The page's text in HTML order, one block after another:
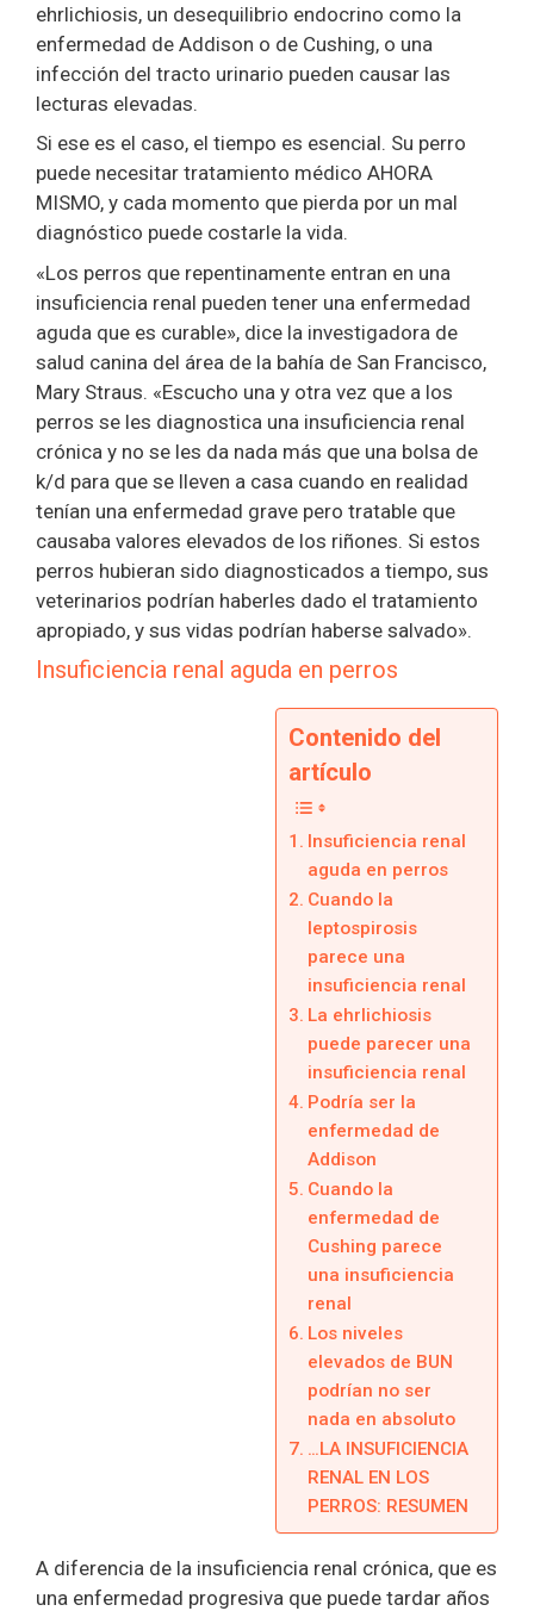
ehrlichiosis, un desequilibrio endocrino como la
enfermedad de Addison o de Cushing, o una
infección del tracto urinario pueden causar las
lecturas elevadas.
Si ese es el caso, el tiempo es esencial. Su perro
puede necesitar tratamiento médico AHORA
MISMO, y cada momento que pierda por un mal
diagnóstico puede costarle la vida.
«Los perros que repentinamente entran en una
insuficiencia renal pueden tener una enfermedad
aguda que es curable», dice la investigadora de
salud canina del área de la bahía de San Francisco,
Mary Straus. «Escucho una y otra vez que a los
perros se les diagnostica una insuficiencia renal
crónica y no se les da nada más que una bolsa de
k/d para que se lleven a casa cuando en realidad
tenían una enfermedad grave pero tratable que
causaba valores elevados de los riñones. Si estos
perros hubieran sido diagnosticados a tiempo, sus
veterinarios podrían haberles dado el tratamiento
apropiado, y sus vidas podrían haberse salvado».
Insuficiencia renal aguda en perros
Contenido del
artículo
Insuficiencia renal
aguda en perros
Cuando la
leptospirosis
parece una
insuficiencia renal
La ehrlichiosis
puede parecer una
insuficiencia renal
Podría ser la
enfermedad de
Addison
Cuando la
enfermedad de
Cushing parece
una insuficiencia
renal
Los niveles
elevados de BUN
podrían no ser
nada en absoluto
…LA INSUFICIENCIA
RENAL EN LOS
PERROS: RESUMEN
A diferencia de la insuficiencia renal crónica, que es
una enfermedad progresiva que puede tardar años